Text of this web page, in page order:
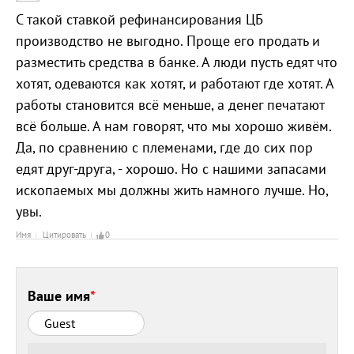
С такой ставкой рефинансирования ЦБ
производство не выгодно. Проще его продать и
разместить средства в банке. А люди пусть едят что
хотят, одеваются как хотят, и работают где хотят. А
работы становится всё меньше, а денег печатают
всё больше. А нам говорят, что мы хорошо живём.
Да, по сравнению с племенами, где до сих пор
едят друг-друга, - хорошо. Но с нашими запасами
ископаемых мы должны жить намного лучше. Но,
увы.
Имя Цитировать 0
Ваше имя*